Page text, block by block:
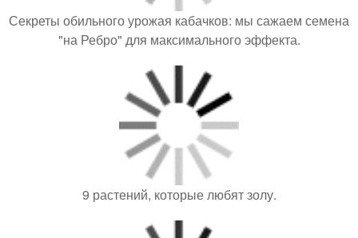
9 растений, которые любят золу.